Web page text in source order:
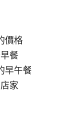
價格
餐
早午餐
家